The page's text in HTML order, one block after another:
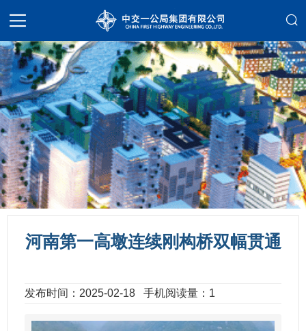
河南第一高墩连续刚构桥双幅贯通
发布时间：2025-02-18 手机阅读量：1